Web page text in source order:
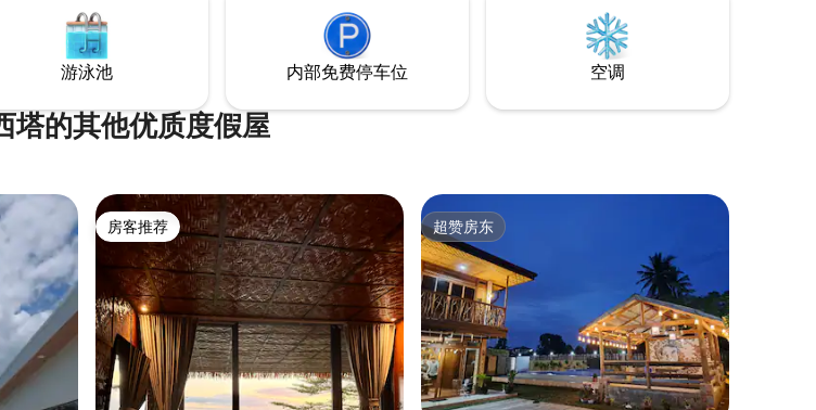
下所有描述，以便了解相关信息！
游泳池 内部免费停车位 空调
塔的其他优质度假屋
房客推荐
房客推荐 超赞房东
超赞房东